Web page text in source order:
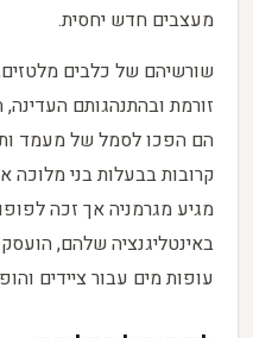
מעצבים חדש יחסית.
שורשיהם של כלבים
זורמת ובהתנהגותם
הם הפכו לסמל של מעמד
קרובות בבעלות בני מלוכה
מגיע מגרמניה אך זכה
באינטליגנציה שלהם,
עופות מים עבור ציידים